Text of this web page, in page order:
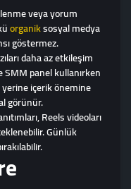
veya yorum
organiksosyal medya
göstermez.
daha az etkileşim
SMM panel kullanırken
yerine içerik önemine
görünür.
Reels videoları
Günlük